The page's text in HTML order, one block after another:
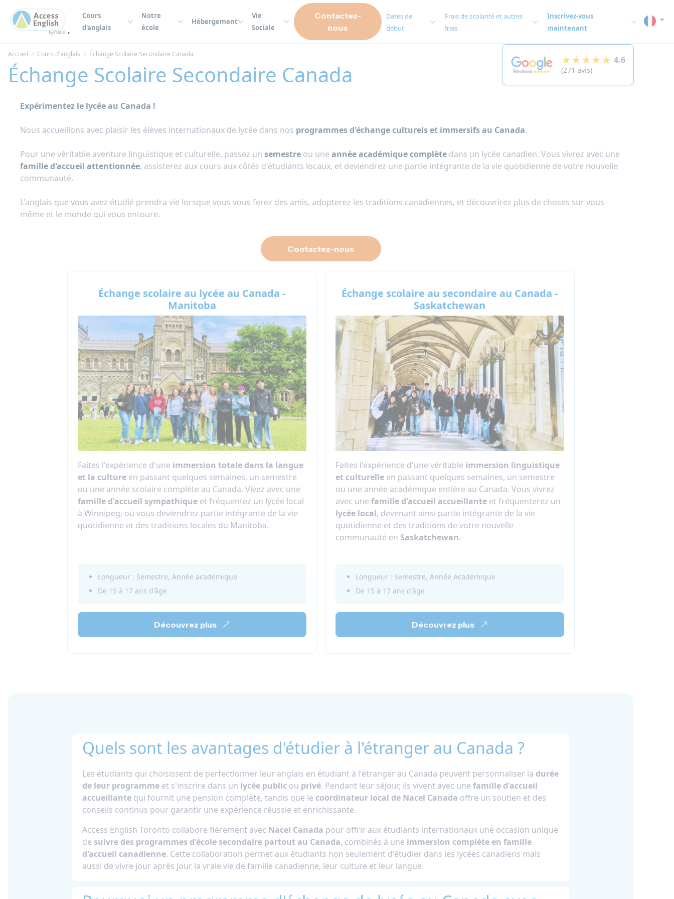
Cours
d'anglais
Notre
école
Hébergement
Vie
Sociale
Contactez-
nous
Dates de
début
Frais de scolarité et autres
frais
Inscrivez-vous
maintenant
★★★★★ 4.6
(271 avis)
Accueil Cours d'anglais Échange Scolaire Secondaire Canada
Échange Scolaire Secondaire Canada
Expérimentez le lycée au Canada !
Nous accueillons avec plaisir les élèves internationaux de lycée dans nos programmes d'échange culturels et immersifs au Canada.
Pour une véritable aventure linguistique et culturelle, passez un semestre ou une année académique complète dans un lycée canadien. Vous vivrez avec une
famille d'accueil attentionnée, assisterez aux cours aux côtés d'étudiants locaux, et deviendrez une partie intégrante de la vie quotidienne de votre nouvelle
communauté.
L'anglais que vous avez étudié prendra vie lorsque vous vous ferez des amis, adopterez les traditions canadiennes, et découvrirez plus de choses sur vous-
même et le monde qui vous entoure.
Contactez-nous
Échange scolaire au lycée au Canada -
Manitoba
Faites l'expérience d'une immersion totale dans la langue
et la cultureen passant quelques semaines, un semestre
ou une année scolaire complète au Canada. Vivez avec une
famille d'accueil sympathiqueet fréquentez un lycée local
à Winnipeg, où vous deviendrez partie intégrante de la vie
quotidienne et des traditions locales du Manitoba.
Longueur : Semestre, Année académique
De 15 à 17 ans d'âge
Découvrez plus
Échange scolaire au secondaire au Canada -
Saskatchewan
Faites l'expérience d'une véritable immersion linguistique
et culturelleen passant quelques semaines, un semestre
ou une année académique entière au Canada. Vous vivrez
avec une famille d'accueil accueillanteet fréquenterez un
lycée local, devenant ainsi partie intégrante de la vie
quotidienne et des traditions de votre nouvelle
communauté en Saskatchewan.
Longueur : Semestre, Année Académique
De 15 à 17 ans d'âge
Découvrez plus
Quels sont les avantages d'étudier à l'étranger au Canada ?
Les étudiants qui choisissent de perfectionner leur anglais en étudiant à l'étranger au Canada peuvent personnaliser la durée
de leur programme et s'inscrire dans un lycée public ou privé. Pendant leur séjour, ils vivent avec une famille d'accueil
accueillante qui fournit une pension complète, tandis que le coordinateur local de Nacel Canada offre un soutien et des
conseils continus pour garantir une expérience réussie et enrichissante.
Access English Toronto collabore fièrement avec Nacel Canada pour offrir aux étudiants internationaux une occasion unique
de suivre des programmes d'école secondaire partout au Canada, combinés à une immersion complète en famille
d'accueil canadienne. Cette collaboration permet aux étudiants non seulement d'étudier dans les lycées canadiens mais
aussi de vivre jour après jour la vraie vie de famille canadienne, leur culture et leur langue.
Panneau de gestion des cookies